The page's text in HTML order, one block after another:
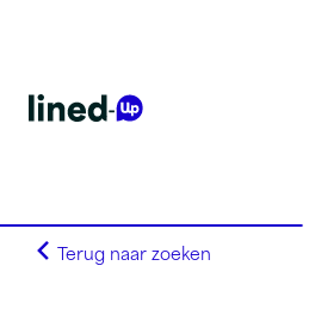
Terug naar zoeken
Homepagina